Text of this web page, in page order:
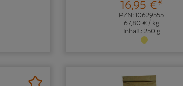
PZN: 10629555
67,80 € / kg
Inhalt: 250 g